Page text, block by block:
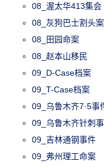
08_渥太华413集会
08_灰狗巴士割头案
08_田园命案
08_赵本山移民
09_D-Case档案
09_T-Case档案
09_乌鲁木齐7·5事
09_乌鲁木齐针刺
09_吉林通钢事件
09_弗州理工命案